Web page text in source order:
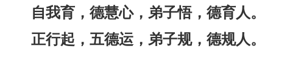
自我育，德慧心，弟子悟，德育人。
正行起，五德运，弟子规，德规人。